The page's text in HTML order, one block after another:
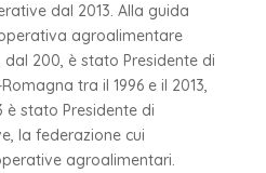
dal 2013. Alla guida
agroalimentare
200, è stato Presidente di
tra il 1996 e il 2013,
è stato Presidente di
la federazione cui
agroalimentari.